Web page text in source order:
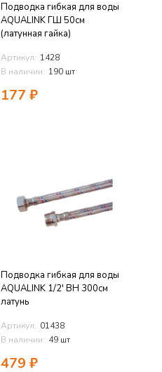
Подводка гибкая для воды
AQUALINK ГШ 50см
(латунная гайка)
Артикул: 1428
В наличии: 190 шт
177 ₽
Подводка гибкая для воды
AQUALINK 1/2' ВН 300см
латунь
Артикул: 01438
В наличии: 49 шт
479 ₽